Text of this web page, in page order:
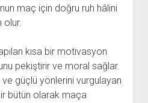
maç için doğru ruh hâlini
olur.
kısa bir motivasyon
pekiştirir ve moral sağlar.
güçlü yönlerini vurgulayan
bütün olarak maça